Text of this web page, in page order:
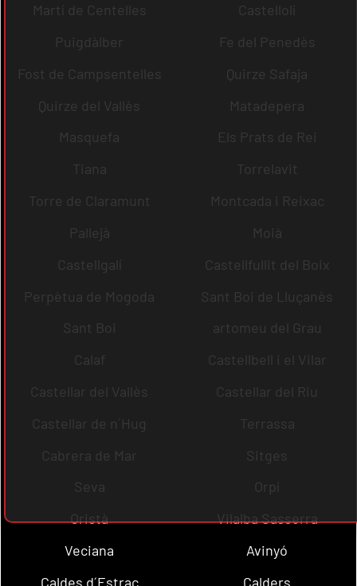
Martí de Centelles
Castellolí
Puigdàlber
Fe del Penedès
Fost de Campsentelles
Quirze Safaja
Quirze del Vallès
Matadepera
Masquefa
Els Prats de Rei
Tiana
Torrelavit
Torre de Claramunt
Montcada i Reixac
Pallejà
Moià
Castellgalí
Castellfullit del Boix
Perpètua de Mogoda
Sant Boi de Lluçanès
Sant Boi
artomeu del Grau
Calaf
Castellbell i el Vilar
Castellar del Vallès
Castellar del Riu
Castellar de n´Hug
Terrassa
Cabrera de Mar
Sitges
Seva
Orpí
Oristà
Vilalba Sasserra
Veciana
Avinyó
Caldes d´Estrac
Calders